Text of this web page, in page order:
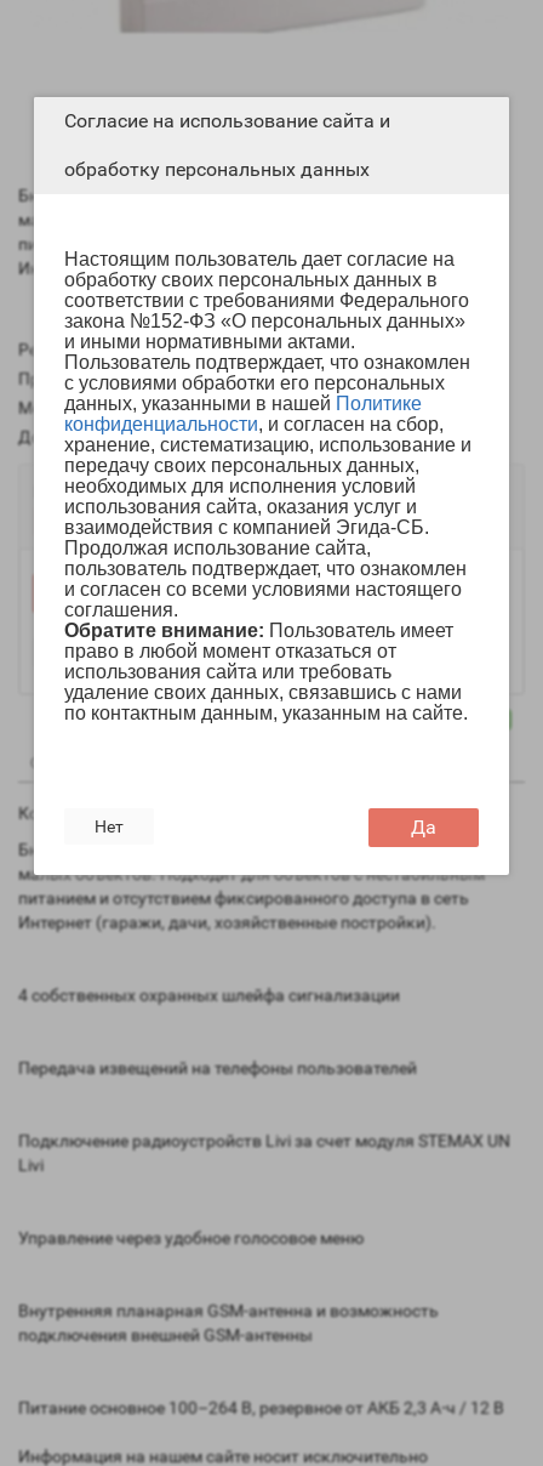
Согласие на использование сайта и
обработку персональных данных
Настоящим пользователь дает согласие на
обработку своих персональных данных в
соответствии с требованиями Федерального
закона №152-ФЗ «О персональных данных»
и иными нормативными актами.
Пользователь подтверждает, что ознакомлен
с условиями обработки его персональных
данных, указанными в нашей Политике
конфиденциальности, и согласен на сбор,
хранение, систематизацию, использование и
передачу своих персональных данных,
необходимых для исполнения условий
использования сайта, оказания услуг и
взаимодействия с компанией Эгида-СБ.
Продолжая использование сайта,
пользователь подтверждает, что ознакомлен
и согласен со всеми условиями настоящего
соглашения.
Обратите внимание: Пользователь имеет
право в любой момент отказаться от
использования сайта или требовать
удаление своих данных, связавшись с нами
по контактным данным, указанным на сайте.
Нет Да
Бюджетный контроллер предназначен для частной охраны
малых объектов. Подходит для объектов с нестабильным
питанием и отсутствием фиксированного доступа в сеть
Интернет (гаражи, дачи, хозяйственные постройки).
Рейтинг:
Производитель:
Стелс НПП
Модель:
Мираж-GSM-A4-04
Доступно:
Нет в наличии
Цену уточняйте
Нет в наличии
Уведомить
Описание
Контроллер для частной охраны с функциями «умного дома»
Бюджетный контроллер предназначен для частной охраны
малых объектов. Подходит для объектов с нестабильным
питанием и отсутствием фиксированного доступа в сеть
Интернет (гаражи, дачи, хозяйственные постройки).
4 собственных охранных шлейфа сигнализации
Передача извещений на телефоны пользователей
Подключение радиоустройств Livi за счет модуля STEMAX UN
Livi
Управление через удобное голосовое меню
Внутренняя планарная GSM-антенна и возможность
подключения внешней GSM-антенны
Питание основное 100–264 В, резервное от АКБ 2,3 А⋅ч / 12 В
Информация на нашем сайте носит исключительно